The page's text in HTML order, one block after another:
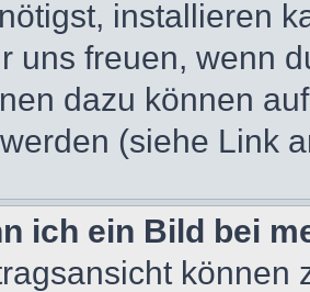
installieren
uns freuen, wenn
dazu können
(siehe Link
ich ein Bild bei
können